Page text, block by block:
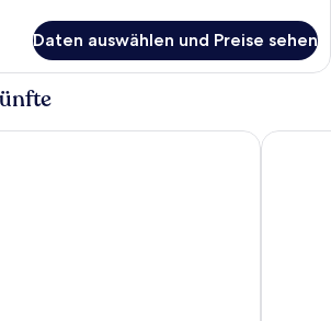
Daten auswählen und Preise sehen